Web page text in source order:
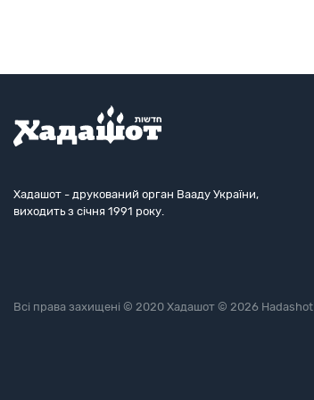
Хадашот - друкований орган Вааду України,
виходить з січня 1991 року.
Всі права захищені © 2020 Хадашот © 2026 Hadashot